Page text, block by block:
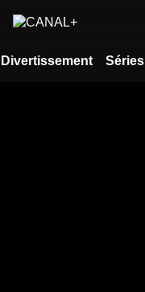
Divertissement Séries